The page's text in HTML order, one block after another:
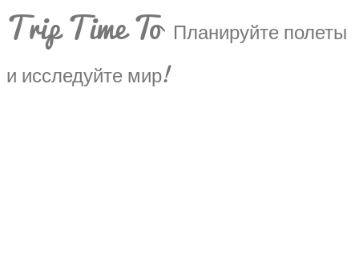
Trip Time To Планируйте полеты
и исследуйте мир!